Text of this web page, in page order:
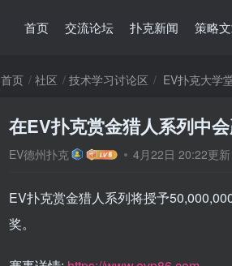
首页 交流论坛 扑克新闻 策略
首页 社区 技术学习讨论区 EV扑克大学
在EV扑克赏金猎人系列中
EV德州扑克 4月22日 20:22更新
EV扑克赏金猎人系列将授予
奖。